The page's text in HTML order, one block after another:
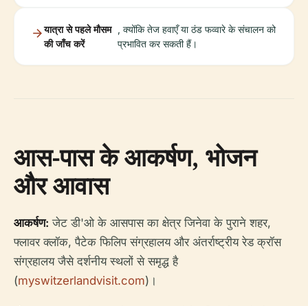
यात्रा से पहले मौसम
की जाँच करें
, क्योंकि तेज हवाएँ या ठंड फव्वारे के संचालन को
प्रभावित कर सकती हैं।
आस-पास के आकर्षण, भोजन
और आवास
आकर्षण: जेट डी'ओ के आसपास का क्षेत्र जिनेवा के पुराने शहर,
फ्लावर क्लॉक, पैटेक फिलिप संग्रहालय और अंतर्राष्ट्रीय रेड क्रॉस
संग्रहालय जैसे दर्शनीय स्थलों से समृद्ध है
(myswitzerlandvisit.com)।